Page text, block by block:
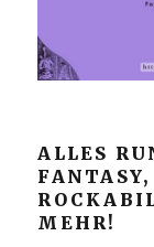
ALLES
MEHR!